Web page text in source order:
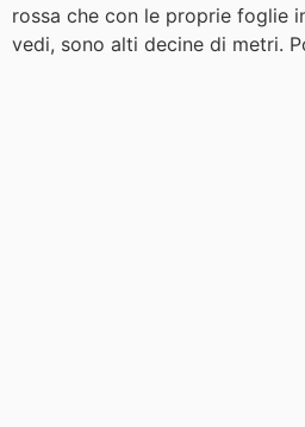
rossa che con le proprie foglie
vedi, sono alti decine di metri.